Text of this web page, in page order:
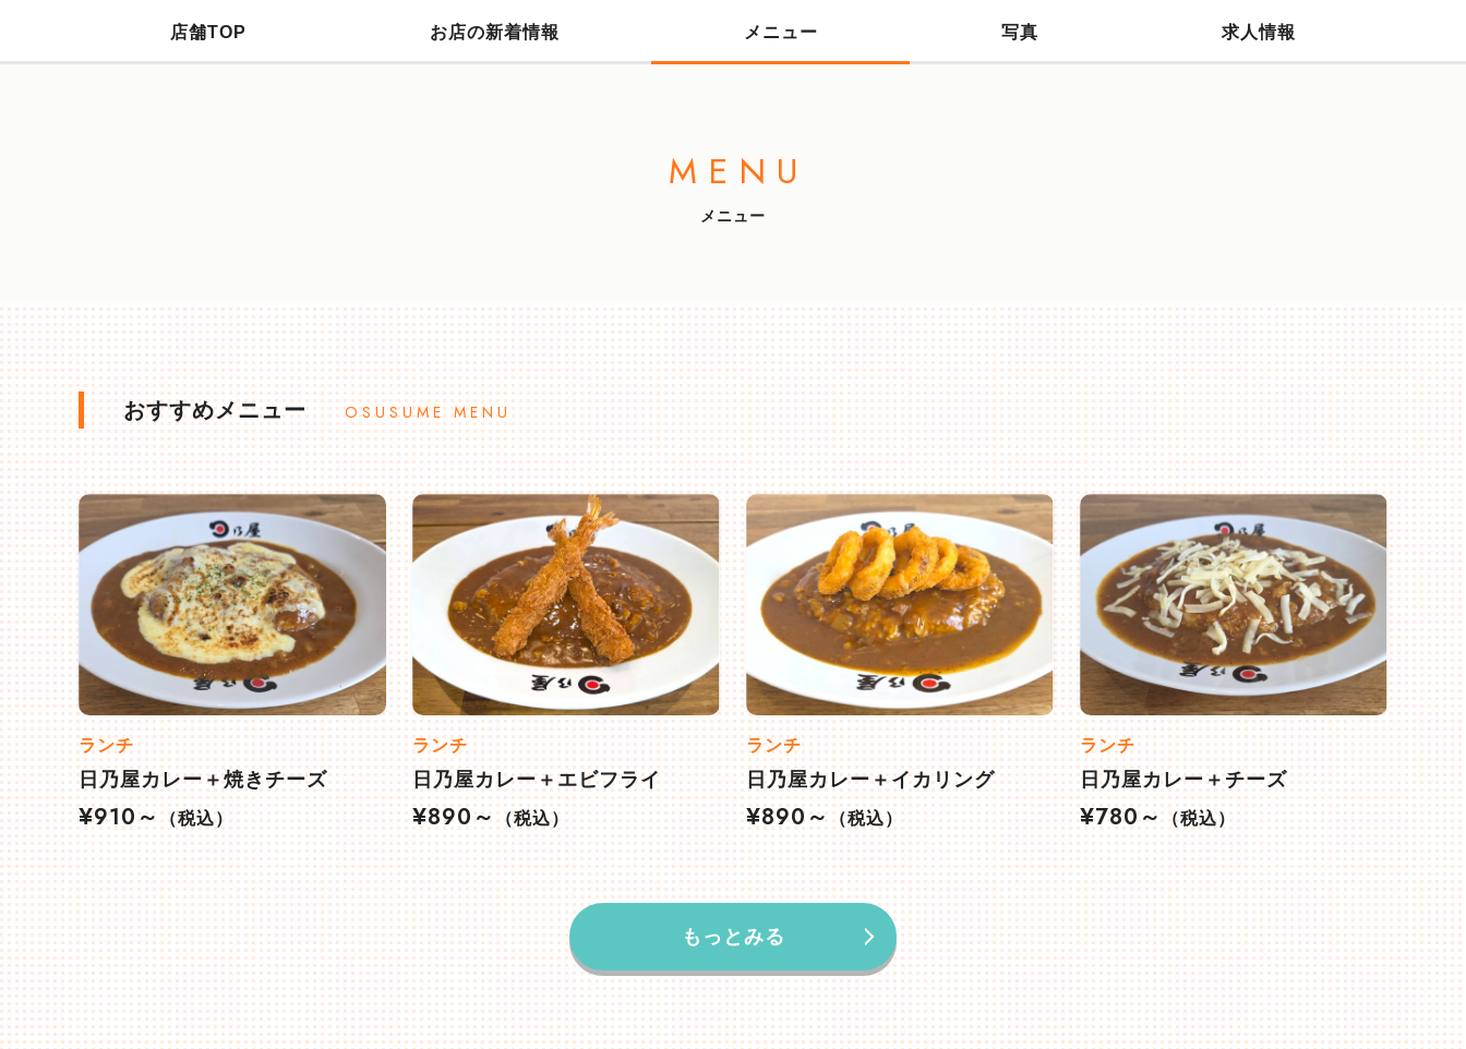
店舗TOP お店の新着情報 メニュー 写真 求人情報
MENU
メニュー
おすすめメニュー OSUSUME MENU
ランチ
日乃屋カレー＋焼きチーズ
¥910～ （税込）
ランチ
日乃屋カレー＋エビフライ
¥890～ （税込）
ランチ
日乃屋カレー＋イカリング
¥890～ （税込）
ランチ
日乃屋カレー＋チーズ
¥780～（税込）
もっとみる